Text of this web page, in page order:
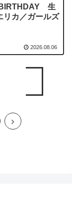
生
リカ／ガールズ
2026.08.06